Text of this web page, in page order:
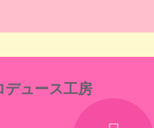
ュース工房